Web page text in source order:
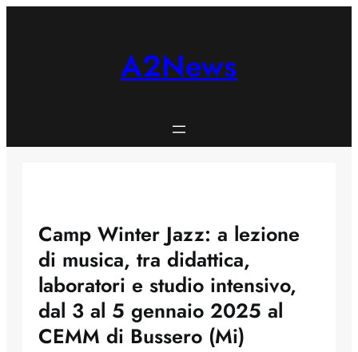
A2News
Camp Winter Jazz: a lezione
di musica, tra didattica,
laboratori e studio intensivo,
dal 3 al 5 gennaio 2025 al
CEMM di Bussero (Mi)